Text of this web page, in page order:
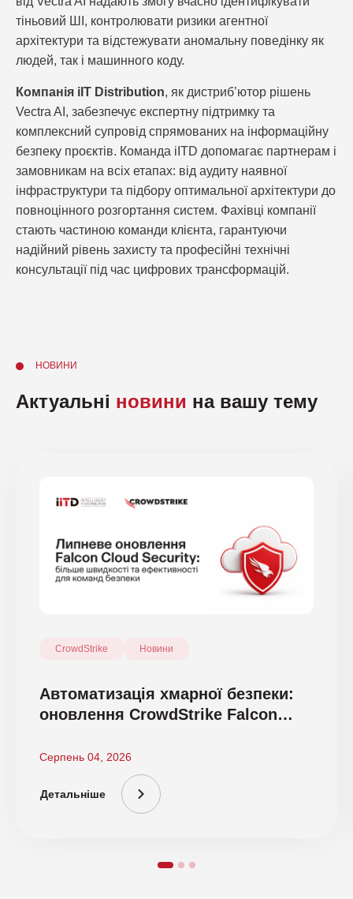
тіньовий ШІ, контролювати ризики агентної
архітектури та відстежувати аномальну поведінку як
людей, так і машинного коду.
Компанія iIT Distribution, як дистриб’ютор рішень
Vectra AI, забезпечує експертну підтримку та
комплексний супровід спрямованих на інформаційну
безпеку проєктів. Команда iITD допомагає партнерам і
замовникам на всіх етапах: від аудиту наявної
інфраструктури та підбору оптимальної архітектури до
повноцінного розгортання систем. Фахівці компанії
стають частиною команди клієнта, гарантуючи
надійний рівень захисту та професійні технічні
консультації під час цифрових трансформацій.
НОВИНИ
Актуальні новини на вашу тему
CrowdStrike Новини
Автоматизація хмарної безпеки:
оновлення CrowdStrike Falcon
Серпень 04, 2026
Детальніше